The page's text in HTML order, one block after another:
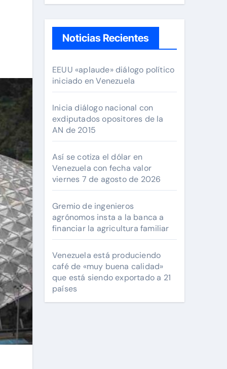
Noticias Recientes
EEUU «aplaude» diálogo político
iniciado en Venezuela
Inicia diálogo nacional con
exdiputados opositores de la
AN de 2015
Así se cotiza el dólar en
Venezuela con fecha valor
viernes 7 de agosto de 2026
Gremio de ingenieros
agrónomos insta a la banca a
financiar la agricultura familiar
Venezuela está produciendo
café de «muy buena calidad»
que está siendo exportado a 21
países